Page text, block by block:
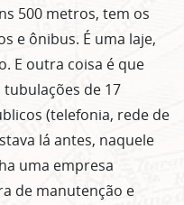
500 metros, tem os
e ônibus. É uma laje,
E outra coisa é que
de 17
(telefonia, rede de
lá antes, naquele
uma empresa
de manutenção e